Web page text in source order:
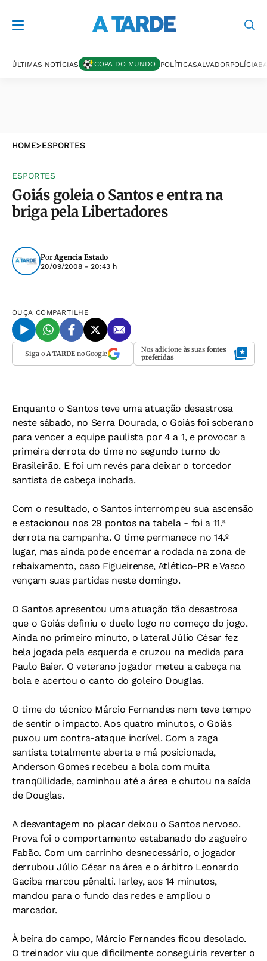
ÚLTIMAS NOTÍCIAS COPA DO MUNDO POLÍTICASALVADORPOLÍCIA
HOME>ESPORTES
ESPORTES
Goiás goleia o Santos e entra na
briga pela Libertadores
PorAgencia Estado
20/09/2008 - 20:43 h
OUÇA COMPARTILHE
Siga o A TARDEno Google Nos adicione às suas fontes
preferidas
Enquanto o Santos teve uma atuação desastrosa
neste sábado, no Serra Dourada, o Goiás foi soberano
para vencer a equipe paulista por 4 a 1, e provocar a
primeira derrota do time no segundo turno do
Brasileirão. E foi um revés para deixar o torcedor
santista de cabeça inchada.
Com o resultado, o Santos interrompeu sua ascensão
e estacionou nos 29 pontos na tabela - foi a 11.ª
derrota na campanha. O time permanece no 14.º
lugar, mas ainda pode encerrar a rodada na zona de
rebaixamento, caso Figueirense, Atlético-PR e Vasco
vençam suas partidas neste domingo.
O Santos apresentou uma atuação tão desastrosa
que o Goiás definiu o duelo logo no começo do jogo.
Ainda no primeiro minuto, o lateral Júlio César fez
bela jogada pela esquerda e cruzou na medida para
Paulo Baier. O veterano jogador meteu a cabeça na
bola e acertou o canto do goleiro Douglas.
O time do técnico Márcio Fernandes nem teve tempo
de sentir o impacto. Aos quatro minutos, o Goiás
puxou um contra-ataque incrível. Com a zaga
santista totalmente aberta e má posicionada,
Anderson Gomes recebeu a bola com muita
tranqüilidade, caminhou até a área e chutou na saída
de Douglas.
A desvantagem no placar deixou o Santos nervoso.
Prova foi o comportamento estabanado do zagueiro
Fabão. Com um carrinho desnecessário, o jogador
derrubou Júlio César na área e o árbitro Leonardo
Gaciba marcou pênalti. Iarley, aos 14 minutos,
mandou para o fundo das redes e ampliou o
marcador.
À beira do campo, Márcio Fernandes ficou desolado.
O treinador viu que dificilmente conseguiria reverter o